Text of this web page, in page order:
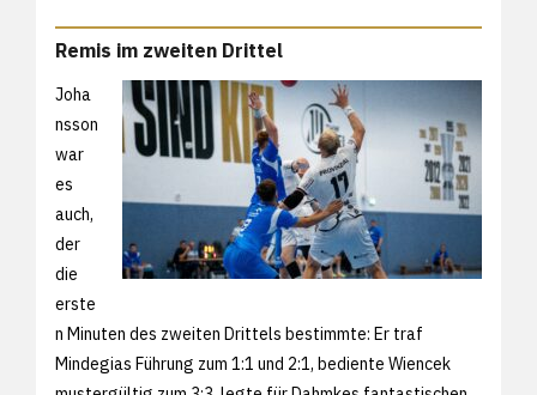
Remis im zweiten Drittel
Joha
nsson
war
es
auch,
der
die
erste
n Minuten des zweiten Drittels bestimmte: Er traf
Mindegias Führung zum 1:1 und 2:1, bediente Wiencek